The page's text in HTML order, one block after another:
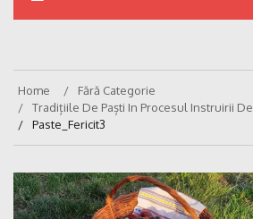
Home
Fără Categorie
Tradițiile De Paști In Procesul Instruirii
Paste_Fericit3